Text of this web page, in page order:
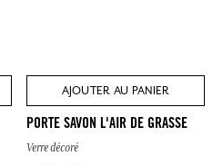
AJOUTER AU PANIER
PORTE SAVON L'AIR DE GRASSE
Verre décoré